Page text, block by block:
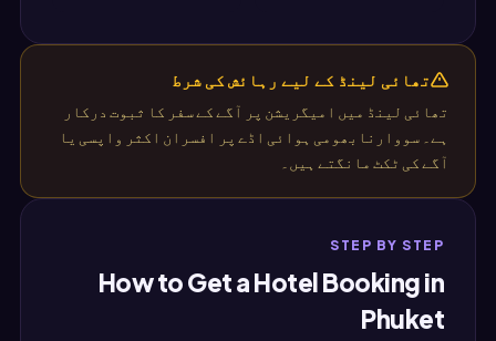
تھائی لینڈ کے لیے رہائش کی شرط
تھائی لینڈ میں امیگریشن پر آگے کے سفر کا ثبوت درکار
ہے۔ سووارنابھومی ہوائی اڈے پر افسران اکثر واپسی یا
آگے کی ٹکٹ مانگتے ہیں۔
STEP BY STEP
How to Get a Hotel Booking in
Phuket